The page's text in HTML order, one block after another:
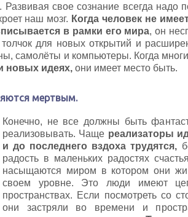
Развивая свое сознание всегда надо
наш мозг. Когда человек не
в рамки его мира, он
толчок для новых открытий и
самолёты и компьютеры. Когда
новых идеях, они имеет место быть.
мертвым.
Конечно, не все должны быть
реализовывать. Чаще реализаторы
и до последнего вздоха трудятся,
радость в маленьких радостях
насыщаются миром в котором они
своем уровне. Это люди имеют
пространствах. Если посмотреть со
они застряли во времени и